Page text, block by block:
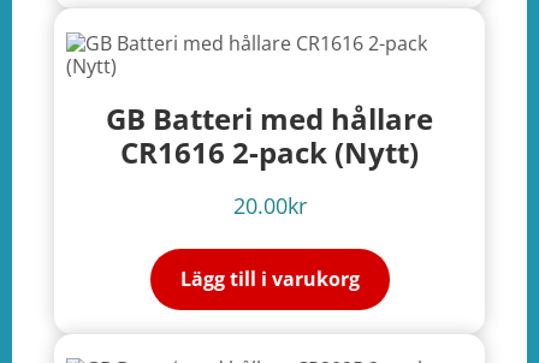
GB Batteri med hållare
CR1616 2-pack (Nytt)
20.00kr
Lägg till i varukorg